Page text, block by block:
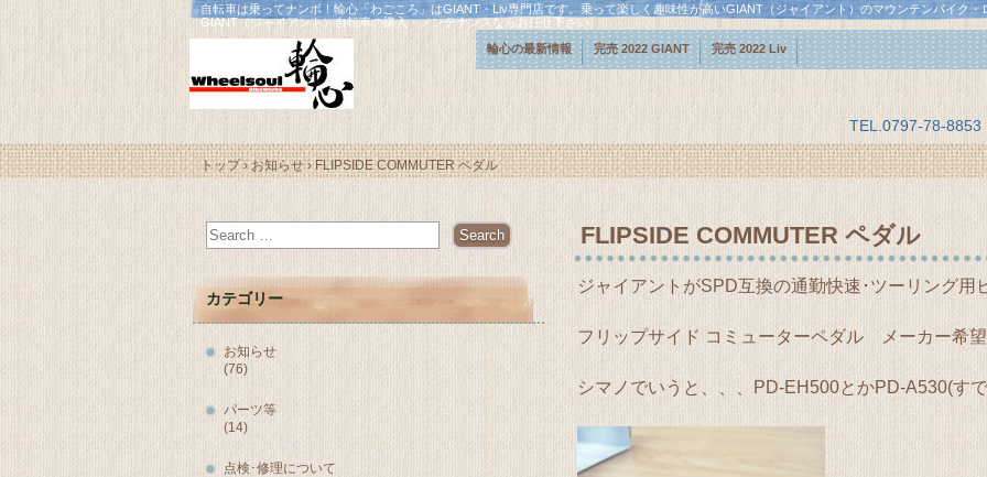
自転車は乗ってナンボ！輪心「わごころ」はGIANT・Liv専門店です。乗って楽しく趣味性が高いGIANT（ジャイアント）のマウンテンバイク
GIANT（ジャイアント）自転車の購入・メンテナンスならお任せ下さい
TEL. 0797-78-8853
輪心の最新情報 完売 2022 GIANT 完売 2022 Liv
トップ › お知らせ › FLIPSIDE COMMUTER ペダル
FLIPSIDE COMMUTER ペダル
ジャイアントがSPD互換の通勤快速･ツーリング用
フリップサイド コミューターペダル メーカー希
シマノでいうと、、、PD-EH500とかPD-A530(す
カテゴリー
お知らせ
(76)
パーツ等
(14)
点検･修理について